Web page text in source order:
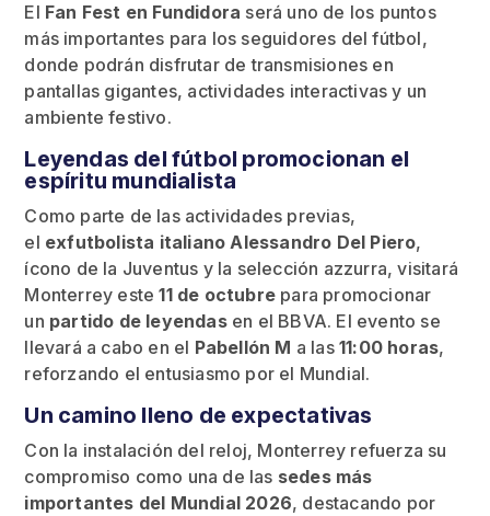
El Fan Fest en Fundidora será uno de los puntos
más importantes para los seguidores del fútbol,
donde podrán disfrutar de transmisiones en
pantallas gigantes, actividades interactivas y un
ambiente festivo.
Leyendas del fútbol promocionan el
espíritu mundialista
Como parte de las actividades previas,
el exfutbolista italiano Alessandro Del Piero,
ícono de la Juventus y la selección azzurra, visitará
Monterrey este11 de octubre para promocionar
un partido de leyendasen el BBVA. El evento se
llevará a cabo en el Pabellón M a las11:00 horas,
reforzando el entusiasmo por el Mundial.
Un camino lleno de expectativas
Con la instalación del reloj, Monterrey refuerza su
compromiso como una de las sedes más
importantes del Mundial 2026, destacando por